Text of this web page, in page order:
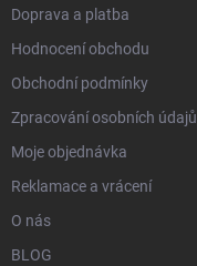
Doprava a platba
Hodnocení obchodu
Obchodní podmínky
Zpracování osobních údajů
Moje objednávka
Reklamace a vrácení
O nás
BLOG